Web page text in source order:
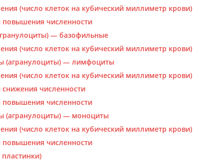
(число клеток на кубический миллиметр крови)
численности
— базофильные
(число клеток на кубический миллиметр крови)
(агранулоциты) — лимфоциты
(число клеток на кубический миллиметр крови)
численности
численности
(агранулоциты) — моноциты
(число клеток на кубический миллиметр крови)
численности